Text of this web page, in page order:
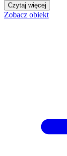
Czytaj więcej
Zobacz obiekt